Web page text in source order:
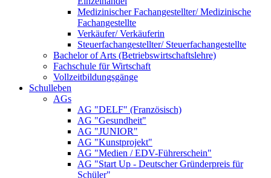
Medizinischer Fachangestellter/ Medizinische
Fachangestellte
Verkäufer/ Verkäuferin
Steuerfachangestellter/ Steuerfachangestellte
Bachelor of Arts (Betriebswirtschaftslehre)
Fachschule für Wirtschaft
Vollzeitbildungsgänge
Schulleben
AGs
AG "DELF" (Französisch)
AG "Gesundheit"
AG "JUNIOR"
AG "Kunstprojekt"
AG "Medien / EDV-Führerschein"
AG "Start Up - Deutscher Gründerpreis für
Schüler"